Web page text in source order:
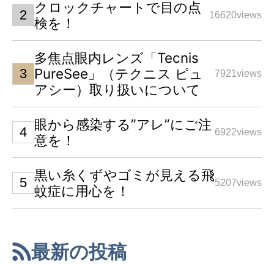
クロックチャートで目の点
検を！
16620views
多焦点眼内レンズ「Tecnis
PureSee」（テクニス ピュ
アシー）取り扱いについて
7921views
眼から感染する”アレ”にご注
意を！
6922views
黒い糸くずやゴミが見える飛
蚊症に用心を！
5207views
最新の投稿